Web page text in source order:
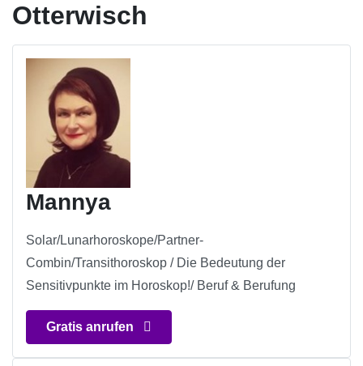
Otterwisch
Mannya
Solar/Lunarhoroskope/Partner-
Combin/Transithoroskop / Die Bedeutung der
Sensitivpunkte im Horoskop!/ Beruf & Berufung
Gratis anrufen